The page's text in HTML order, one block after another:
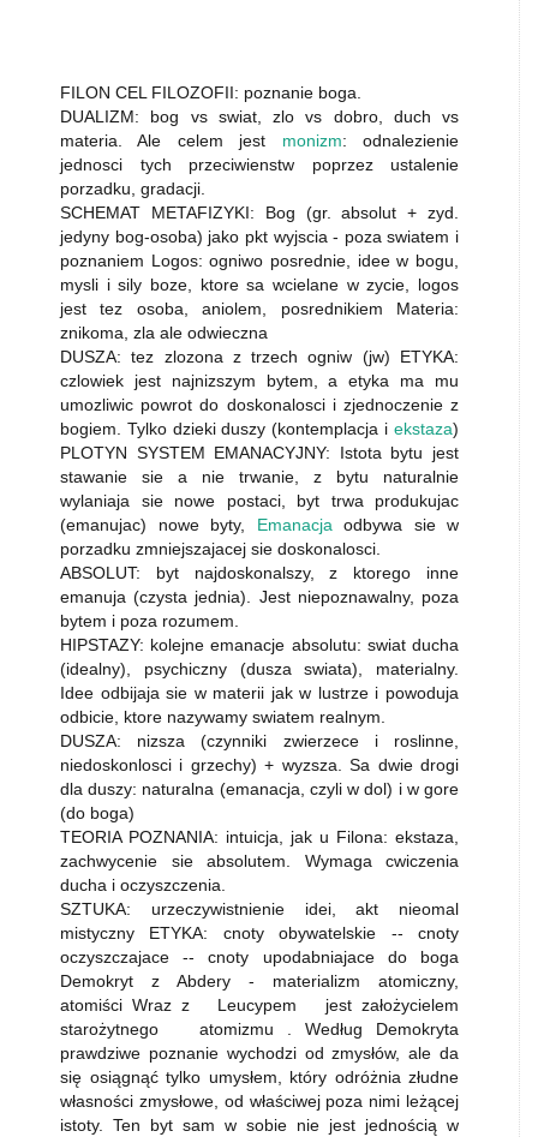
FILON CEL FILOZOFII: poznanie boga.
DUALIZM: bog vs swiat, zlo vs dobro, duch vs
materia. Ale celem jest monizm: odnalezienie
jednosci tych przeciwienstw poprzez ustalenie
porzadku, gradacji.
SCHEMAT METAFIZYKI: Bog (gr. absolut + zyd.
jedyny bog-osoba) jako pkt wyjscia - poza swiatem i
poznaniem Logos: ogniwo posrednie, idee w bogu,
mysli i sily boze, ktore sa wcielane w zycie, logos
jest tez osoba, aniolem, posrednikiem Materia:
znikoma, zla ale odwieczna
DUSZA: tez zlozona z trzech ogniw (jw) ETYKA:
czlowiek jest najnizszym bytem, a etyka ma mu
umozliwic powrot do doskonalosci i zjednoczenie z
bogiem. Tylko dzieki duszy (kontemplacja i ekstaza)
PLOTYN SYSTEM EMANACYJNY: Istota bytu jest
stawanie sie a nie trwanie, z bytu naturalnie
wylaniaja sie nowe postaci, byt trwa produkujac
(emanujac) nowe byty, Emanacja odbywa sie w
porzadku zmniejszajacej sie doskonalosci.
ABSOLUT: byt najdoskonalszy, z ktorego inne
emanuja (czysta jednia). Jest niepoznawalny, poza
bytem i poza rozumem.
HIPSTAZY: kolejne emanacje absolutu: swiat ducha
(idealny), psychiczny (dusza swiata), materialny.
Idee odbijaja sie w materii jak w lustrze i powoduja
odbicie, ktore nazywamy swiatem realnym.
DUSZA: nizsza (czynniki zwierzece i roslinne,
niedoskonlosci i grzechy) + wyzsza. Sa dwie drogi
dla duszy: naturalna (emanacja, czyli w dol) i w gore
(do boga)
TEORIA POZNANIA: intuicja, jak u Filona: ekstaza,
zachwycenie sie absolutem. Wymaga cwiczenia
ducha i oczyszczenia.
SZTUKA: urzeczywistnienie idei, akt nieomal
mistyczny ETYKA: cnoty obywatelskie -- cnoty
oczyszczajace -- cnoty upodabniajace do boga
Demokryt z Abdery - materializm atomiczny,
atomiści Wraz z Leucypem jest założycielem
starożytnego atomizmu . Według Demokryta
prawdziwe poznanie wychodzi od zmysłów, ale da
się osiągnąć tylko umysłem, który odróżnia złudne
własności zmysłowe, od właściwej poza nimi leżącej
istoty. Ten byt sam w sobie nie jest jednością w